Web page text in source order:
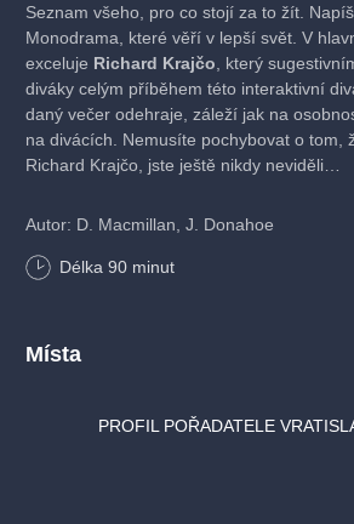
Seznam všeho, pro co stojí za to žít.
Monodrama, které věří v lepší svět. V
exceluje Richard Krajčo , který
diváky celým příběhem této interaktivní
daný večer odehraje, záleží jak na
na divácích. Nemusíte pochybovat o tom,
Richard Krajčo, jste ještě nikdy neviděli…
Autor: D. Macmillan, J. Donahoe
Překlad: Magdaléna Zelenková
Představení Divadla Ungelt Praha
Délka 90 minut
Místa
PROFIL POŘADATELE